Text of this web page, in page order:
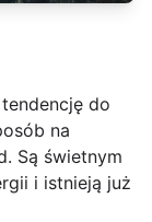
do
na
Są świetnym
i istnieją już